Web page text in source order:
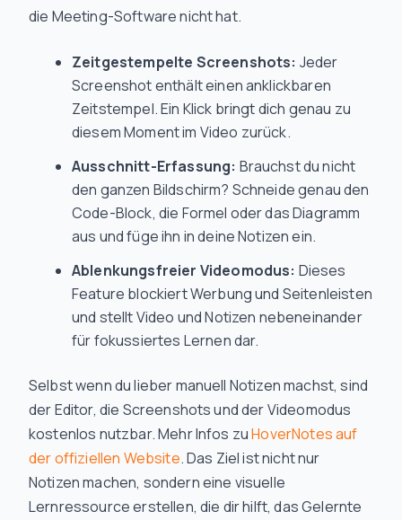
die Meeting-Software nicht hat.
Zeitgestempelte Screenshots: Jeder
Screenshot enthält einen anklickbaren
Zeitstempel. Ein Klick bringt dich genau zu
diesem Moment im Video zurück.
Ausschnitt-Erfassung: Brauchst du nicht
den ganzen Bildschirm? Schneide genau den
Code-Block, die Formel oder das Diagramm
aus und füge ihn in deine Notizen ein.
Ablenkungsfreier Videomodus: Dieses
Feature blockiert Werbung und Seitenleisten
und stellt Video und Notizen nebeneinander
für fokussiertes Lernen dar.
Selbst wenn du lieber manuell Notizen machst, sind
der Editor, die Screenshots und der Videomodus
kostenlos nutzbar. Mehr Infos zuHoverNotes auf
der offiziellen Website. Das Ziel ist nicht nur
Notizen machen, sondern eine visuelle
Lernressource erstellen, die dir hilft, das Gelernte